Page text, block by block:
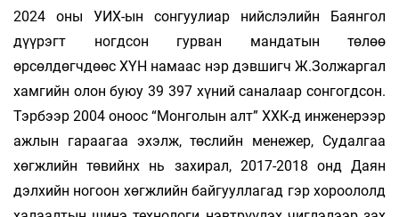
2024 оны УИХ-ын сонгуулиар нийслэлийн Баянгол
дүүрэгт ногдсон гурван мандатын төлөө
өрсөлдөгчдөөс ХҮН намаас нэр дэвшигч Ж.Золжаргал
хамгийн олон буюу 39 397 хүний саналаар сонгогдсон.
Тэрбээр 2004 оноос “Монголын алт” ХХК-д инженерээр
ажлын гараагаа эхэлж, төслийн менежер, Судалгаа
хөгжлийн төвийнх нь захирал, 2017-2018 онд Даян
дэлхийн ногоон хөгжлийн байгууллагад гэр хороололд